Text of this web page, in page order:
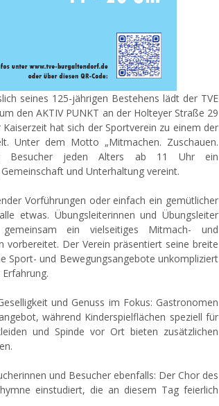
seines 125-jährigen Bestehens lädt der TVE
den AKTIV PUNKT an der Holteyer Straße 29
hat sich der Sportverein zu einem der
Unter dem Motto „Mitmachen. Zuschauen.
Besucher jeden Alters ab 11 Uhr ein
und Unterhaltung vereint.
Vorführungen oder einfach ein gemütlicher
etwas. Übungsleiterinnen und Übungsleiter
ein vielseitiges Mitmach- und
Der Verein präsentiert seine breite
Sport- und Bewegungsangebote unkompliziert
und Genuss im Fokus: Gastronomen
während Kinderspielflächen speziell für
und Spinde vor Ort bieten zusätzlichen
und Besucher ebenfalls: Der Chor des
einstudiert, die an diesem Tag feierlich